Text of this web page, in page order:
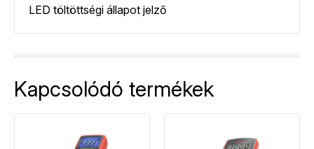
LED töltöttségi állapot jelző
Kapcsolódó termékek